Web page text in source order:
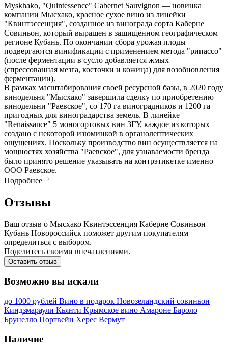
Myskhako, "Quintessence" Cabernet Sauvignon — новинка
компании Мысхако, красное сухое вино из линейки
"Квинтэссенция", созданное из винограда сорта Каберне
Совиньон, который выращен в защищенном географическом
регионе Кубань. По окончании сбора урожая плоды
подвергаются винификации с применением метода "рипассо"
(после ферментации в сусло добавляется жмых
(спрессованная мезга, косточки и кожица) для возобновления
ферментации).
В рамках масштабирования своей ресурсной базы, в 2020 году
винодельня "Мысхако" завершила сделку по приобретению
винодельни "Раевское", со 170 га виноградников и 1200 га
пригодных для виноградарства земель. В линейке
"Renaissance" 5 моносортовых вин ЗГУ, каждое из которых
создано с некоторой изюминкой в органолептических
ощущениях. Поскольку производство вин осуществляется на
мощностях хозяйства "Раевское", для узнаваемости бренда
было принято решение указывать на контрэтикетке именно
ООО Раевское.
Подробнее
Отзывы
Ваш отзыв о Мысхако Квинтэссенция Каберне Совиньон
Кубань Новороссийск поможет другим покупателям
определиться с выбором.
Поделитесь своими впечатлениями.
Оставить отзыв
Возможно вы искали
до 1000 рублей Вино в подарок Новозеландский совиньон
Киндзмараули Кьянти Крымское вино Амароне Бароло
Брунелло Портвейн Херес Вермут
Наличие